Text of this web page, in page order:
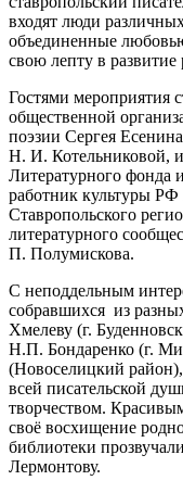
входят люди
объединенные
свою лепту в
Гостями мероприятия
общественной
поэзии Сергея
Н. И. Котельниковой,
Литературного
работник культуры
Ставропольского
литературного
П. Полумискова.
С неподдельным
собравшихся из
Хмелеву (г.
Н.П. Бондаренко (г.
(Новоселицкий
всей писательской
творчеством.
своё восхищение
библиотеки
Лермонтову.